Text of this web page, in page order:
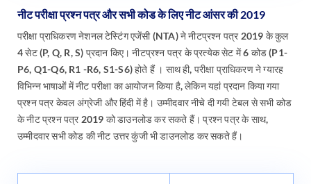
नीट परीक्षा प्रश्न पत्र और सभी कोड के लिए नीट आंसर की 2019
परीक्षा प्राधिकरण नेशनल टेस्टिंग एजेंसी (NTA) ने नीटप्रश्न पत्र 2019 के कुल
4 सेट (P, Q, R, S) प्रदान किए। नीटप्रश्न पत्र के प्रत्येक सेट में 6 कोड (P1-
P6, Q1-Q6, R1 -R6, S1-S6) होते हैं । साथ ही, परीक्षा प्राधिकरण ने ग्यारह
विभिन्न भाषाओं में नीट परीक्षा का आयोजन किया है, लेकिन यहां प्रदान किया गया
प्रश्न पत्र केवल अंग्रेजी और हिंदी में है। उम्मीदवार नीचे दी गयी टेबल से सभी कोड
के नीट प्रश्न पत्र 2019 को डाउनलोड कर सकते हैं। प्रश्न पत्र के साथ,
उम्मीदवार सभी कोड की नीट उत्तर कुंजी भी डाउनलोड कर सकते हैं।